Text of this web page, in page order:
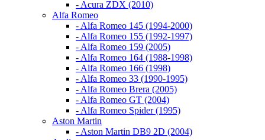
- Acura ZDX (2010)
Alfa Romeo
- Alfa Romeo 145 (1994-2000)
- Alfa Romeo 155 (1992-1997)
- Alfa Romeo 159 (2005)
- Alfa Romeo 164 (1988-1998)
- Alfa Romeo 166 (1998)
- Alfa Romeo 33 (1990-1995)
- Alfa Romeo Brera (2005)
- Alfa Romeo GT (2004)
- Alfa Romeo Spider (1995)
Aston Martin
- Aston Martin DB9 2D (2004)